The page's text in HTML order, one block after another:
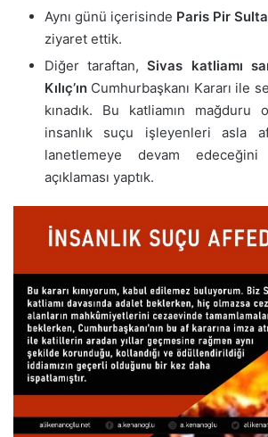
Aynı günü içerisinde Paris Pir
ziyaret ettik.
Diğer taraftan,Sivas katliamı
Kılıç’ın Cumhurbaşkanı Kararı ile
kınadık. Bu katliamın
insanlık suçu işleyenleri asla
lanetlemeye devam
açıklaması yaptık.